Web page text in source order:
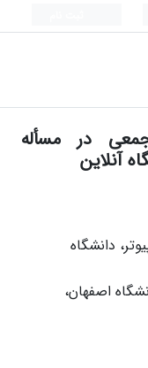
در مسأله
آنلاین
دانشگاه
اصفهان،